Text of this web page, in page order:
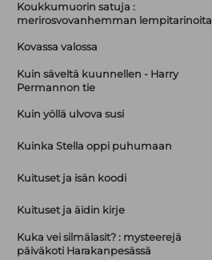
Koukkumuorin satuja :
merirosvovanhemman lempitarinoita
Kovassa valossa
Kuin säveltä kuunnellen - Harry
Permannon tie
Kuin yöllä ulvova susi
Kuinka Stella oppi puhumaan
Kuituset ja isän koodi
Kuituset ja äidin kirje
Kuka vei silmälasit? : mysteerejä
päiväkoti Harakanpesässä